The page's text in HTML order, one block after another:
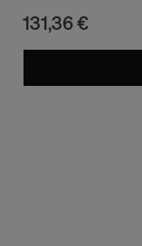
131,36 €